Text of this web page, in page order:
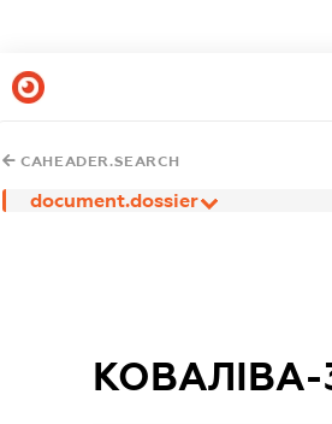
CAHEADER.SEARCH
document.dossier
КОВАЛІВА-